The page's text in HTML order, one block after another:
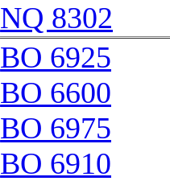
NQ 8302
BO 6925
BO 6600
BO 6975
BO 6910